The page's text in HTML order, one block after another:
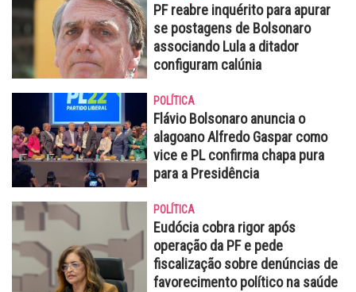
PF reabre inquérito para apurar
se postagens de Bolsonaro
associando Lula a ditador
configuram calúnia
POLÍTICA
Flávio Bolsonaro anuncia o
alagoano Alfredo Gaspar como
vice e PL confirma chapa pura
para a Presidência
POLÍTICA
Eudócia cobra rigor após
operação da PF e pede
fiscalização sobre denúncias de
favorecimento político na saúde